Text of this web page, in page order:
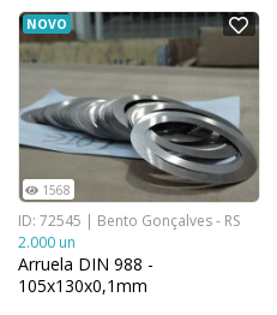
NOVO
1568
ID: 72545 | Bento Gonçalves - RS
2.000 un
Arruela DIN 988 -
105x130x0,1mm